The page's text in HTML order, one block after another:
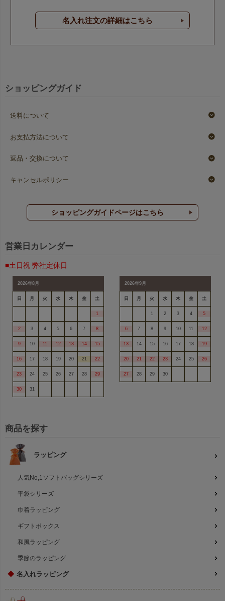
名入れ注文の詳細はこちら
ショッピングガイド
送料について
お支払方法について
返品・交換について
キャンセルポリシー
ショッピングガイドページはこちら
営業日カレンダー
■土日祝 弊社定休日
2026年8月
日 月 火 水 木 金 土
1
2 3 4 5 6 7 8
9 10 11 12 13 14 15
16 17 18 19 20 21 22
23 24 25 26 27 28 29
30 31
2026年9月
日 月 火 水 木 金 土
1 2 3 4 5
6 7 8 9 10 11 12
13 14 15 16 17 18 19
20 21 22 23 24 25 26
27 28 29 30
商品を探す
ラッピング
人気No,1ソフトバッグシリーズ
平袋シリーズ
巾着ラッピング
ギフトボックス
和風ラッピング
季節のラッピング
◆ 名入れラッピング